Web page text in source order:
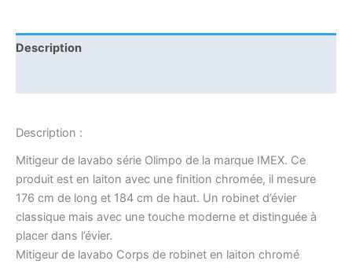
Description
Description :
Mitigeur de lavabo série Olimpo de la marque IMEX. Ce
produit est en laiton avec une finition chromée, il mesure
176 cm de long et 184 cm de haut. Un robinet d’évier
classique mais avec une touche moderne et distinguée à
placer dans l’évier.
Mitigeur de lavabo Corps de robinet en laiton chromé